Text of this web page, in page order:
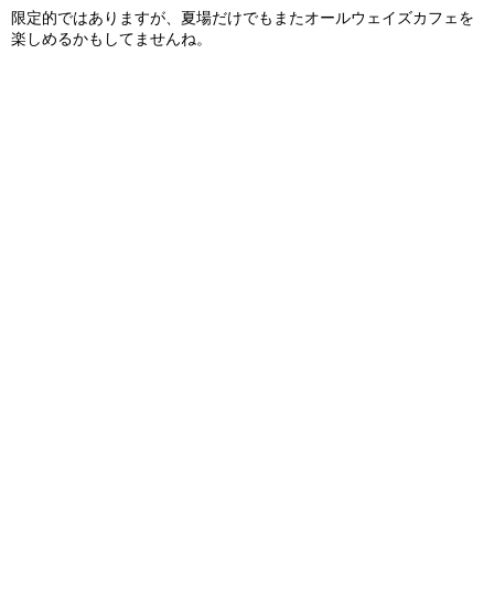
限定的ではありますが、夏場だけでもまたオールウェイズカフェを
楽しめるかもしてませんね。